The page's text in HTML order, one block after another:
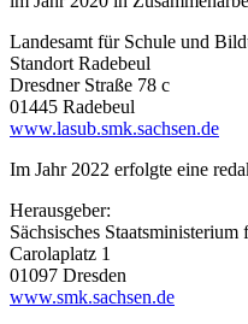
Landesamt für Schule und
Standort Radebeul
Dresdner Straße 78 c
01445 Radebeul
www.lasub.smk.sachsen.de
Im Jahr 2022 erfolgte eine
Herausgeber:
Sächsisches
Carolaplatz 1
01097 Dresden
www.smk.sachsen.de